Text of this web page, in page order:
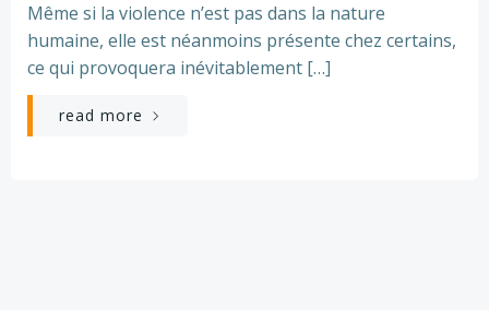
Même si la violence n’est pas dans la nature
humaine, elle est néanmoins présente chez certains,
ce qui provoquera inévitablement […]
read more